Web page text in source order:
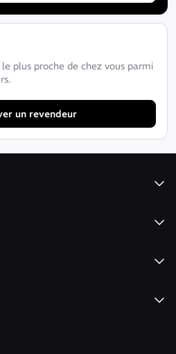
plus proche de chez vous parmi
un revendeur